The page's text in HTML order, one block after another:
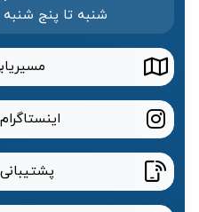
شنبه تا پنج شنبه 10 صبح الی 19 شب
پشتیبانی